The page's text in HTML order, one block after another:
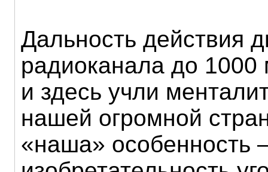
Дальность действия
радиоканала до 1000
и здесь учли
нашей огромной
«наша» особенность